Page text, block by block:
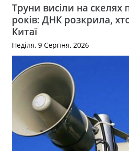
Труни висіли на скелях
років: ДНК розкрила,
Китаї
Неділя, 9 Серпня, 2026